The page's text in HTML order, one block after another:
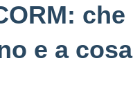
che
e a cosa